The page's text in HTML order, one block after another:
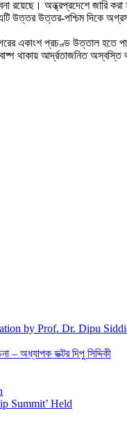
রয়েছে। অন্ধ্রপ্রদেশে জারি করা
উত্তর উত্তর-পশ্চিম দিকে
একাংশ প্রচণ্ড উত্তাল হতে
থাকায় আর্দ্রতাজনিত অস্বস্তি
by Prof. Dr. Dipu
– অধ্যাপক ডক্টর দিপু সিদ্দিকী
Summit’ Held